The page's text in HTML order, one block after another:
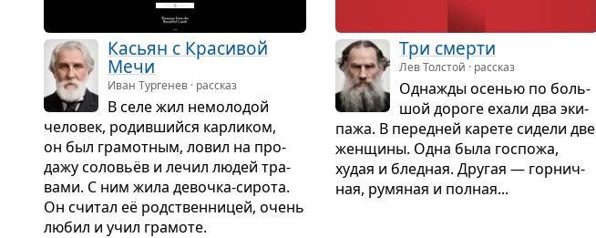
Касьян с Кра­си­вой
Мечи
Иван Тургенев · рассказ
В селе жил немо­ло­дой
чело­век, родив­шийся кар­ли­ком,
он был гра­мот­ным, ловил на про­
дажу соловьёв и лечил людей тра­
вами. С ним жила девочка-сирота.
Он счи­тал её род­ствен­ни­цей, очень
любил и учил гра­моте.
Три смерти
Лев Толстой · рассказ
Одна­жды осе­нью по боль­
шой дороге ехали два эки­
пажа. В перед­ней карете сидели две
жен­щины. Одна была гос­пожа,
худая и блед­ная. Дру­гая — гор­нич­
ная, румя­ная и пол­ная...